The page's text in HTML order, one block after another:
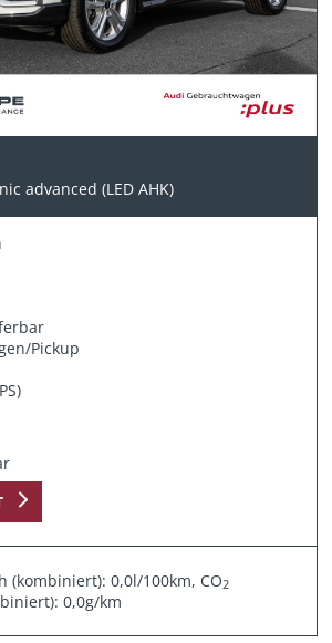
advanced (LED AHK)
Pickup
(kombiniert): 0,0l/100km, CO2
0,0g/km